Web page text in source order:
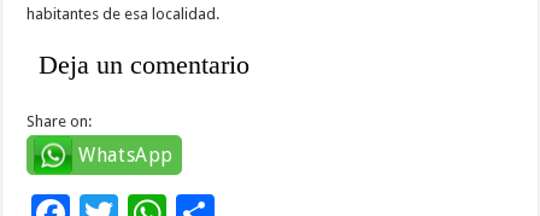
habitantes de esa localidad.
Deja un comentario
Share on:
WhatsApp